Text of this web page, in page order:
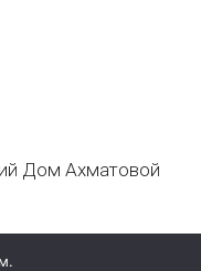
Дом Ахматовой